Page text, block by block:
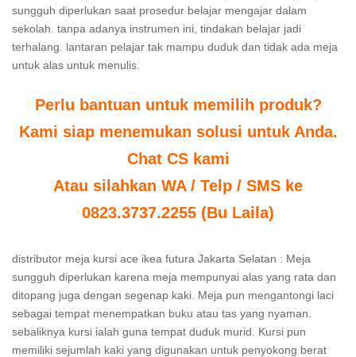
sungguh diperlukan saat prosedur belajar mengajar dalam
sekolah. tanpa adanya instrumen ini, tindakan belajar jadi
terhalang. lantaran pelajar tak mampu duduk dan tidak ada meja
untuk alas untuk menulis.
Perlu bantuan untuk memilih produk?
Kami siap menemukan solusi untuk Anda.
Chat CS kami
Atau silahkan WA / Telp / SMS ke
0823.3737.2255 (Bu Laila)
distributor meja kursi ace ikea futura Jakarta Selatan : Meja
sungguh diperlukan karena meja mempunyai alas yang rata dan
ditopang juga dengan segenap kaki. Meja pun mengantongi laci
sebagai tempat menempatkan buku atau tas yang nyaman.
sebaliknya kursi ialah guna tempat duduk murid. Kursi pun
memiliki sejumlah kaki yang digunakan untuk penyokong berat